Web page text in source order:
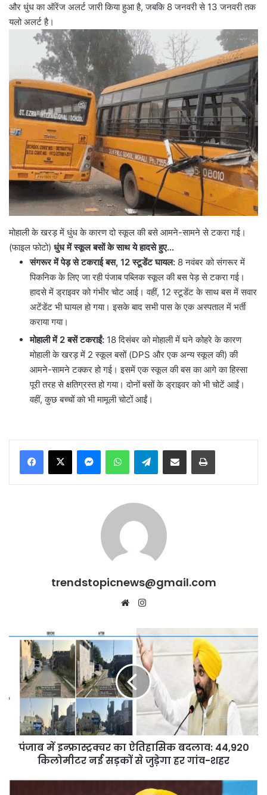
और धुंध का ऑरेंज अलर्ट जारी किया हुआ है, जबकि 8 जनवरी से 13 जनवरी तक
यलो अलर्ट है।
मोहाली के खरड़ में धुंध के कारण दो स्कूल की बसे आमने-सामने से टकरा गई।
(फाइल फोटो) धुंध में स्कूल बसों के साथ ये हादसे हुए…
संगरूर में पेड़ से टकराई बस, 12 स्टूडेंट घायल: 8 नवंबर को संगरूर में
पिकनिक के लिए जा रही पंजाब पब्लिक स्कूल की बस पेड़ से टकरा गई।
हादसे में ड्राइवर को गंभीर चोट आई। वहीं, 12 स्टूडेंट के साथ बस में सवार
अटेंडेंट भी घायल हो गया। इसके बाद सभी पास के एक अस्पताल में भर्ती
कराया गया।
मोहाली में 2 बसें टकराईं: 18 दिसंबर को मोहाली में घने कोहरे के कारण
मोहाली के खरड़ में 2 स्कूल बसों (DPS और एक अन्य स्कूल की) की
आमने-सामने टक्कर हो गई। इसमें एक स्कूल की बस का आगे का हिस्सा
पूरी तरह से क्षतिग्रस्त हो गया। दोनों बसों के ड्राइवर को भी चोटें आईं।
वहीं, कुछ बच्चों को भी मामूली चोटों आईं।
MessengerWhatsAppTelegramShare via Email Print
trendstopicnews@gmail.com
Website
पंजाब
इन्फ्रास्ट्रक्चर
ऐतिहासिक
बदलाव:
44,920
किलोमीटर
सड़कों
हर
पंजाब में इन्फ्रास्ट्रक्चर का ऐतिहासिक बदलाव: 44,920
किलोमीटर नई सड़कों से जुड़ेगा हर गांव-शहर